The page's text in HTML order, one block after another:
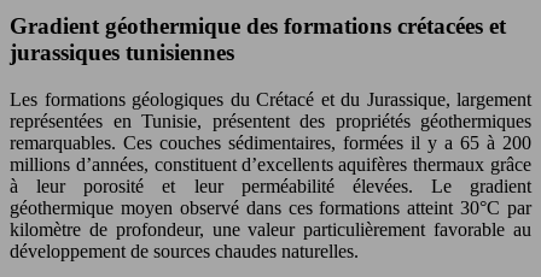
Gradient géothermique des formations crétacées et
jurassiques tunisiennes
Les formations géologiques du Crétacé et du Jurassique, largement
représentées en Tunisie, présentent des propriétés géothermiques
remarquables. Ces couches sédimentaires, formées il y a 65 à 200
millions d’années, constituent d’excellents aquifères thermaux grâce
à leur porosité et leur perméabilité élevées. Le gradient
géothermique moyen observé dans ces formations atteint 30°C par
kilomètre de profondeur, une valeur particulièrement favorable au
développement de sources chaudes naturelles.